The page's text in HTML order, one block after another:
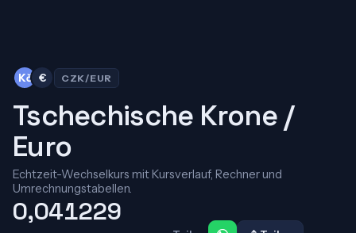
Kč € CZK/EUR
Tschechische Krone /
Euro
Echtzeit-Wechselkurs mit Kursverlauf, Rechner und
Umrechnungstabellen.
0,041229